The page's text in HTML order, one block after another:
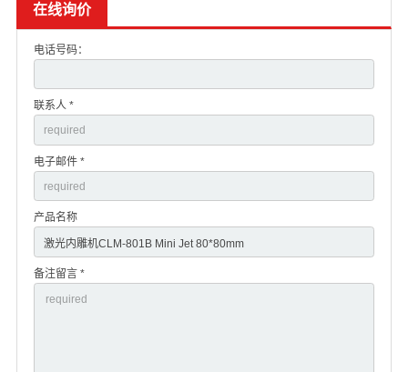
在线询价
电话号码：
联系人 *
电子邮件 *
产品名称
备注留言 *